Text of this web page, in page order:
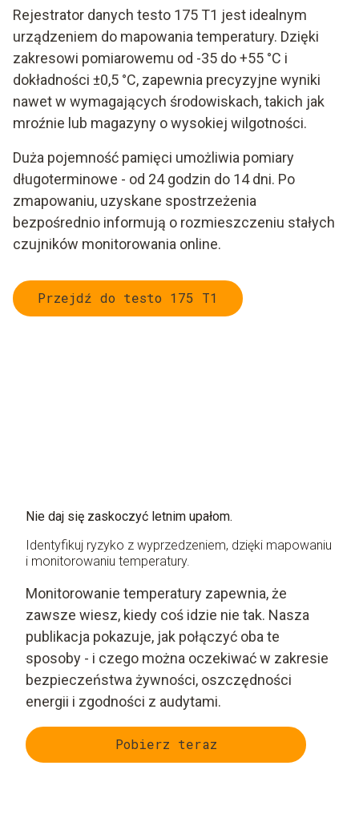
Rejestrator danych testo 175 T1 jest idealnym
urządzeniem do mapowania temperatury. Dzięki
zakresowi pomiarowemu od -35 do +55 °C i
dokładności ±0,5 °C, zapewnia precyzyjne wyniki
nawet w wymagających środowiskach, takich jak
mroźnie lub magazyny o wysokiej wilgotności.
Duża pojemność pamięci umożliwia pomiary
długoterminowe - od 24 godzin do 14 dni. Po
zmapowaniu, uzyskane spostrzeżenia
bezpośrednio informują o rozmieszczeniu stałych
czujników monitorowania online.
Przejdź do testo 175 T1
Nie daj się zaskoczyć letnim upałom.
Identyfikuj ryzyko z wyprzedzeniem, dzięki mapowaniu
i monitorowaniu temperatury.
Monitorowanie temperatury zapewnia, że
zawsze wiesz, kiedy coś idzie nie tak. Nasza
publikacja pokazuje, jak połączyć oba te
sposoby - i czego można oczekiwać w zakresie
bezpieczeństwa żywności, oszczędności
energii i zgodności z audytami.
Pobierz teraz